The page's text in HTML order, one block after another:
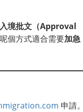
境批文（Approval
個方式適合需要加急
申請。